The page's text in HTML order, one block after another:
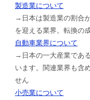
製造業について
→日本は製造業の割合
を迎える業界。転換の
自動車業界について
→日本の一大産業であ
います。関連業界も含
せん
小売業について